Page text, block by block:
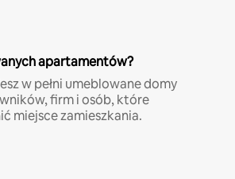
apartamentów?
w pełni umeblowane domy
firm i osób, które
miejsce zamieszkania.